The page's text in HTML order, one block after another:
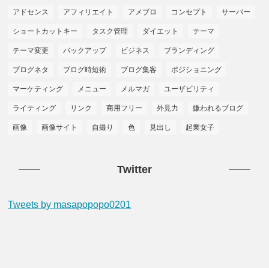
アドセンス アフィリエイト アメブロ コンセプト サーバー
ショートカットキー タスク管理 ダイエット テーマ
テーマ変更 バックアップ ビジネス ブランディング
ブログネタ ブログ時短術 ブログ集客 ポジショニング
マーケティング メニュー メルマガ ユーザビリティ
ライティング リンク 商用フリー 外見力 嫌われるブログ
画像 画像サイト 自撮り 色 見出し 起業女子
Twitter
Tweets by masapopopo0201